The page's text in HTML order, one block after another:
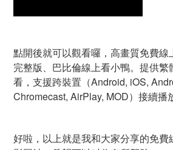
點開後就可以觀看囉，高畫質免費
完整版、巴比倫線上看小鴨。提供
看，支援跨裝置（Android, iOS,
Chromecast, AirPlay, MOD）接續播
好啦，以上就是我和大家分享的免